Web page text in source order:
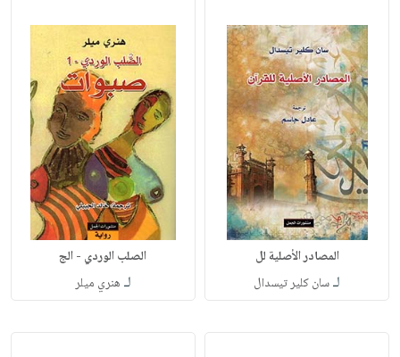
المصادر الأصلية لل
لـسان كلير تيسدال
الصلب الوردي - الج
لـ هنري ميلر